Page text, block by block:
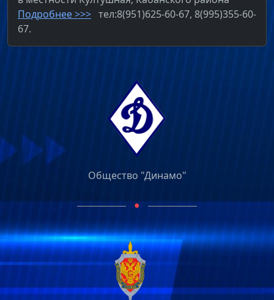
Подробнее >>> тел:8(951)625-60-67, 8(995)355-60-
67.
Общество "Динамо"